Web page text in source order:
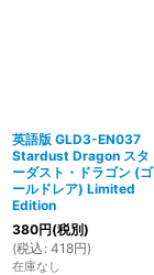
英語版 GLD3-EN037
Stardust Dragon スタ
ーダスト・ドラゴン (ゴ
ールドレア) Limited
Edition
380円(税別)
(税込 : 418円)
在庫なし